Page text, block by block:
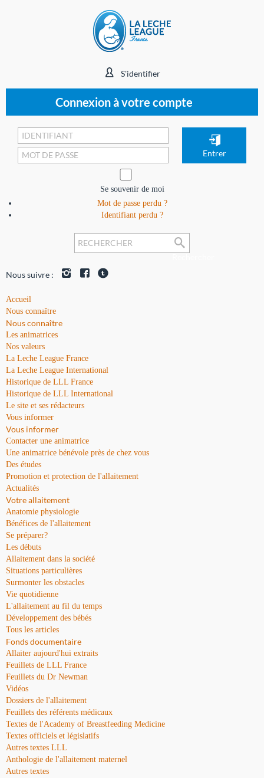
S'identifier
Connexion à votre compte
Se souvenir de moi
Mot de passe perdu ?
Identifiant perdu ?
Nous suivre :
Accueil
Nous connaître
Nous connaître
Les animatrices
Nos valeurs
La Leche League France
La Leche League International
Historique de LLL France
Historique de LLL International
Le site et ses rédacteurs
Vous informer
Vous informer
Contacter une animatrice
Une animatrice bénévole près de chez vous
Des études
Promotion et protection de l'allaitement
Actualités
Votre allaitement
Anatomie physiologie
Bénéfices de l'allaitement
Se préparer?
Les débuts
Allaitement dans la société
Situations particulières
Surmonter les obstacles
Vie quotidienne
L'allaitement au fil du temps
Développement des bébés
Tous les articles
Fonds documentaire
Allaiter aujourd'hui extraits
Feuillets de LLL France
Feuillets du Dr Newman
Vidéos
Dossiers de l'allaitement
Feuillets des référents médicaux
Textes de l'Academy of Breastfeeding Medicine
Textes officiels et législatifs
Autres textes LLL
Anthologie de l'allaitement maternel
Autres textes